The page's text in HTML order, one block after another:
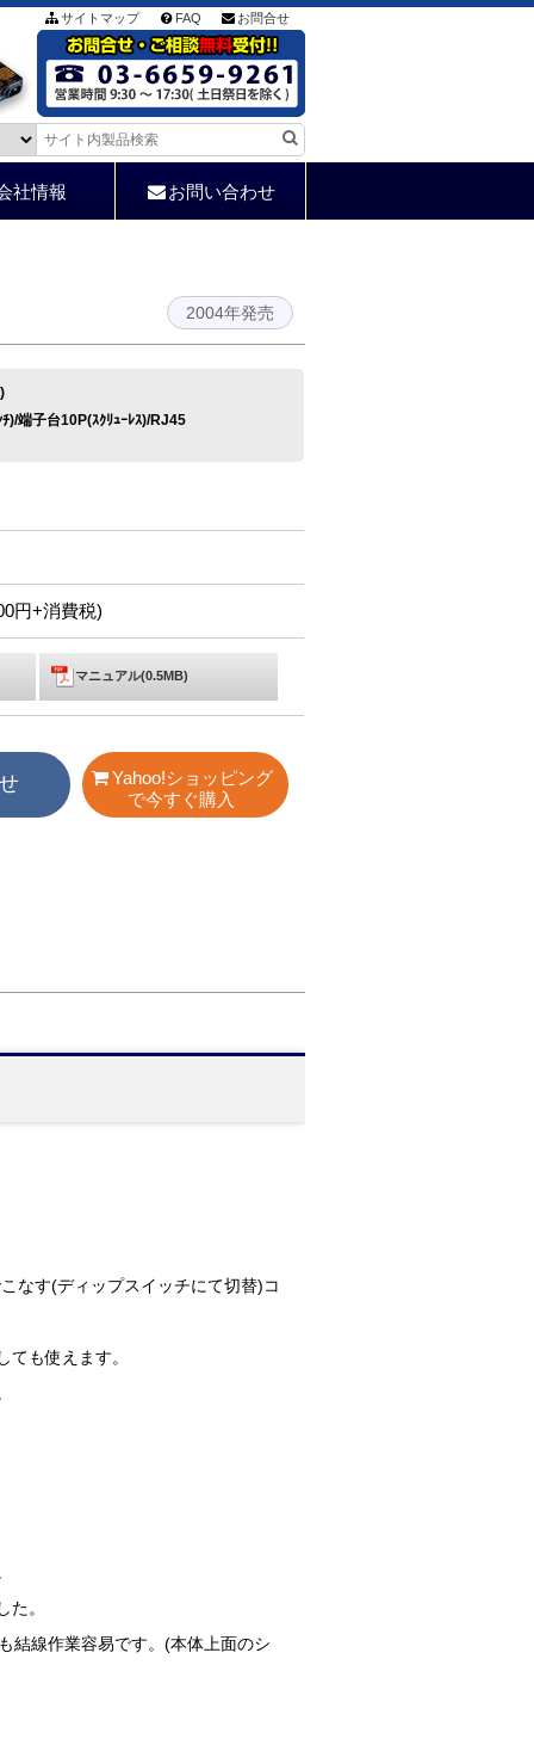
サイトマップ FAQ お問合せ
社情報 お問い合わせ
2004年発売
)/端子台10P(ｽｸﾘｭｰﾚｽ)/RJ45
円+消費税)
マニュアル(0.5MB)
Yahoo!ショッピング
で今すぐ購入
なす(ディップスイッチにて切替)コ
も使えます。
た。
結線作業容易です。(本体上面のシ